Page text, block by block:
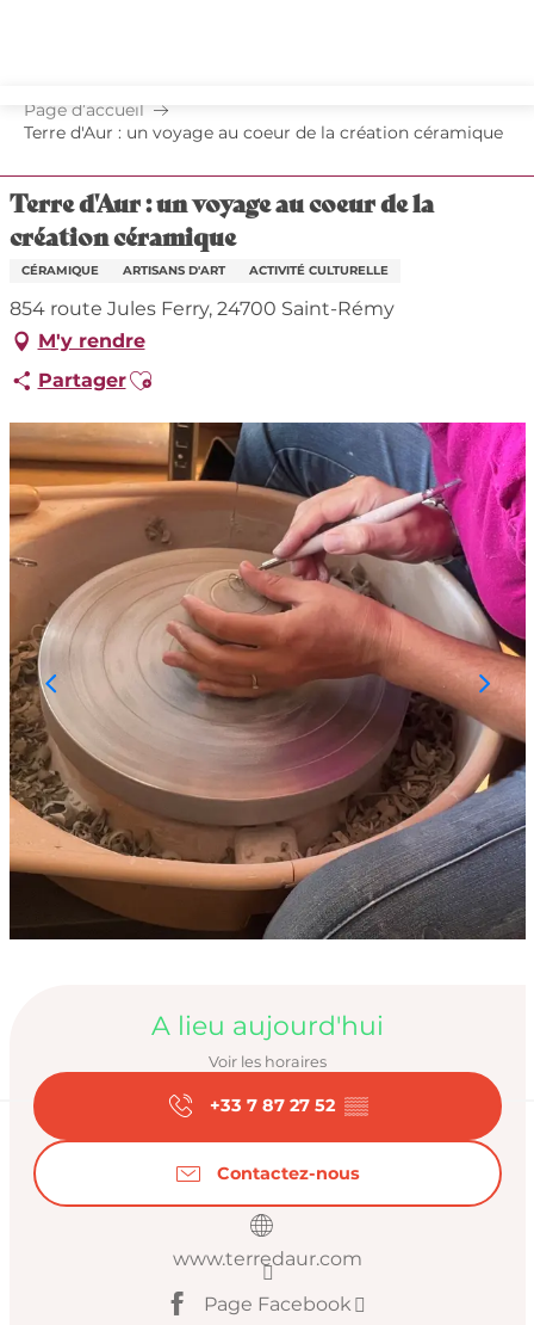
principal
Page d’accueil
Terre d'Aur : un voyage au coeur de la création céramique
Terre d'Aur : un voyage au coeur de la
création céramique
CÉRAMIQUE ARTISANS D'ART ACTIVITÉ CULTURELLE
854 route Jules Ferry, 24700 Saint-Rémy
M'y rendre
PartagerAjouter aux favoris
Ouverture et
A lieu aujourd'hui
Voir les horaires
+33 7 87 27 52 ▒▒
Contactez-nous
www.terredaur.com
Page Facebook